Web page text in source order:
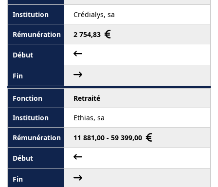
Crédialys, sa
2 754,83
Retraité
Ethias, sa
11 881,00 - 59 399,00